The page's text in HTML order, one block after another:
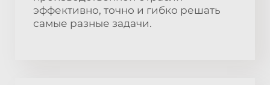
эффективно, точно и гибко решать
самые разные задачи.